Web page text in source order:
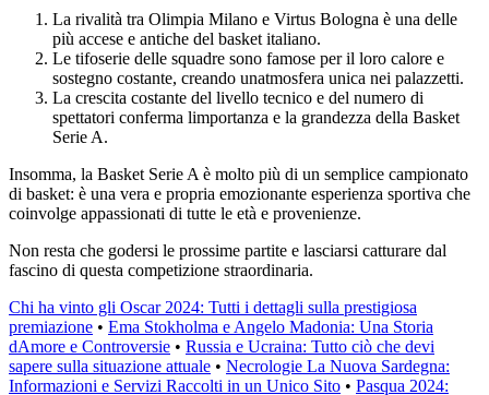
La rivalità tra Olimpia Milano e Virtus Bologna è una delle
più accese e antiche del basket italiano.
Le tifoserie delle squadre sono famose per il loro calore e
sostegno costante, creando unatmosfera unica nei palazzetti.
La crescita costante del livello tecnico e del numero di
spettatori conferma limportanza e la grandezza della Basket
Serie A.
Insomma, la Basket Serie A è molto più di un semplice campionato
di basket: è una vera e propria emozionante esperienza sportiva che
coinvolge appassionati di tutte le età e provenienze.
Non resta che godersi le prossime partite e lasciarsi catturare dal
fascino di questa competizione straordinaria.
Chi ha vinto gli Oscar 2024: Tutti i dettagli sulla prestigiosa
premiazione • Ema Stokholma e Angelo Madonia: Una Storia
dAmore e Controversie • Russia e Ucraina: Tutto ciò che devi
sapere sulla situazione attuale • Necrologie La Nuova Sardegna:
Informazioni e Servizi Raccolti in un Unico Sito • Pasqua 2024: